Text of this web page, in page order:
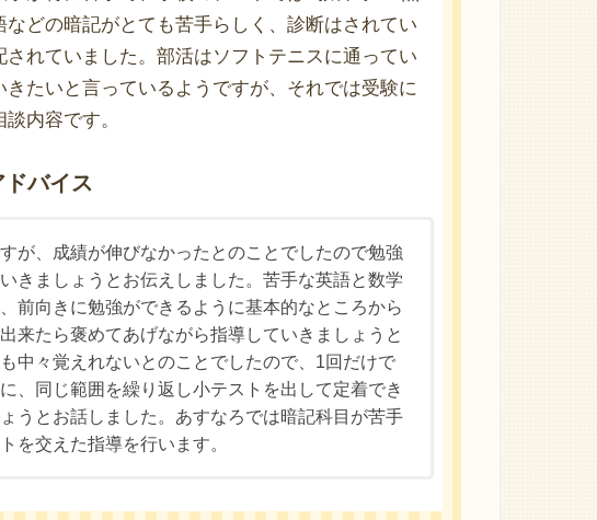
どの暗記がとても苦手らしく、診断はされてい
れていました。部活はソフトテニスに通ってい
たいと言っているようですが、それでは受験に
内容です。
バイス
が、成績が伸びなかったとのことでしたので勉強
きましょうとお伝えしました。苦手な英語と数学
前向きに勉強ができるように基本的なところから
来たら褒めてあげながら指導していきましょうと
中々覚えれないとのことでしたので、1回だけで
、同じ範囲を繰り返し小テストを出して定着でき
うとお話しました。あすなろでは暗記科目が苦手
を交えた指導を行います。